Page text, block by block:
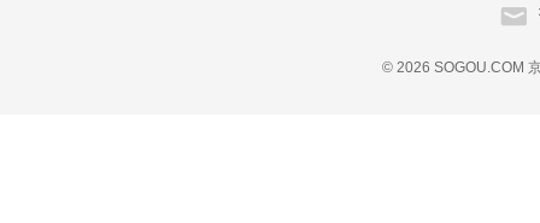
© 2026 SOGOU.COM